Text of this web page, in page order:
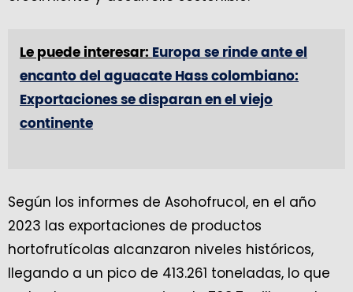
Le puede interesar: Europa se rinde ante el
encanto del aguacate Hass colombiano:
Exportaciones se disparan en el viejo
continente
Según los informes de Asohofrucol, en el año
2023 las exportaciones de productos
hortofrutícolas alcanzaron niveles históricos,
llegando a un pico de 413.261 toneladas, lo que